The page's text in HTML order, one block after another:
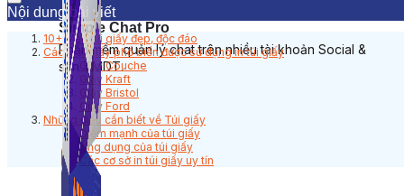
Simple Chat Pro
Phần mềm quản lý chat trên nhiều tài khoản Social &
sàn TMDT.
Nội dung bài viết
10+ Mẫu túi giấy đẹp, độc đáo
Các loại giấy phổ biến được sử dụng in túi giấy
Giấy Couche
Giấy Kraft
Giấy Bristol
Giấy Ford
Những điều cần biết về Túi giấy
Điểm mạnh của túi giấy
Ứng dụng của túi giấy
Các cơ sở in túi giấy uy tín